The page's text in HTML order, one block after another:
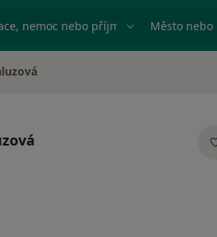
nemoc nebo příjmení Město